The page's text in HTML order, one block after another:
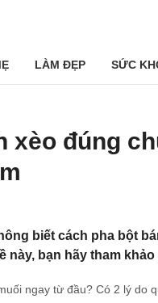
LÀM ĐẸP SỨC
xèo đúng
biết cách pha bột
này, bạn hãy tham
ngay từ đầu? Có 2 lý do